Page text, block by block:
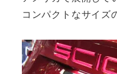
コンパクトなサイズ